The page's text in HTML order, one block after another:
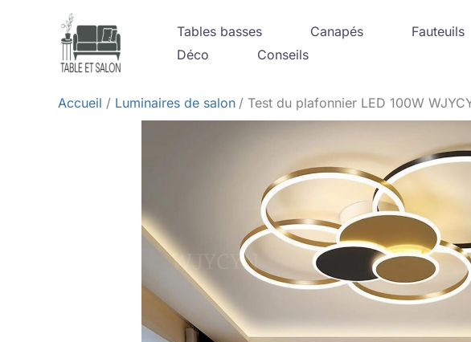
Tables basses Canapés Fauteuils
Déco
Conseils
Accueil Luminaires de salon Test du plafonnier LED 100W